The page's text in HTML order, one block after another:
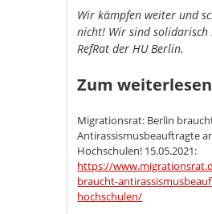
Wir kämpfen weiter und
nicht! Wir sind solidarisch
RefRat der HU Berlin.
Zum weiterlesen
Migrationsrat: Berlin
Antirassismusbeauftragte
Hochschulen! 15.05.2021:
https://
braucht-
hochschulen/